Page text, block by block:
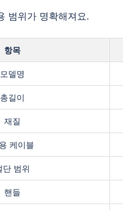
범위가 명확해져요.
항목
모델명
총길이
재질
케이블
단 범위
핸들